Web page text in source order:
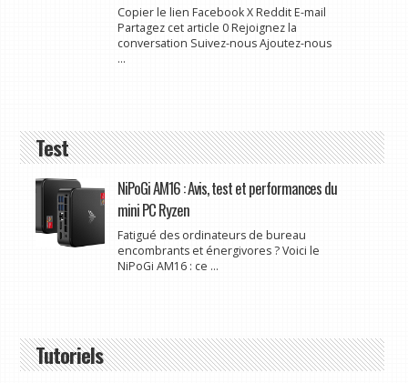
Copier le lien Facebook X Reddit E-mail
Partagez cet article 0 Rejoignez la
conversation Suivez-nous Ajoutez-nous
...
Test
NiPoGi AM16 : Avis, test et performances du
mini PC Ryzen
Fatigué des ordinateurs de bureau
encombrants et énergivores ? Voici le
NiPoGi AM16 : ce ...
Tutoriels